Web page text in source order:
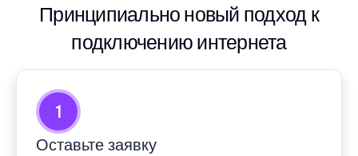
Принципиально новый подход к
подключению интернета
1
Оставьте заявку